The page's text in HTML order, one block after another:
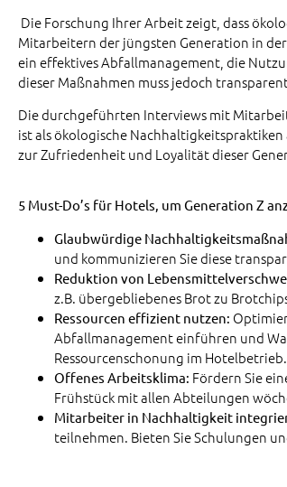
Die Forschung Ihrer Arbeit zeigt, dass
Mitarbeitern der jüngsten Generation in
ein effektives Abfallmanagement, die
dieser Maßnahmen muss jedoch
Die durchgeführten Interviews mit
ist als ökologische
zur Zufriedenheit und Loyalität dieser
5 Must-Do’s für Hotels, um Generation Z
Glaubwürdige
und kommunizieren Sie diese
Reduktion von
z.B. übergebliebenes Brot zu
Ressourcen effizient nutzen:
Abfallmanagement einführen und
Ressourcenschonung im Hotelbetrieb.
Offenes Arbeitsklima: Fördern Sie
Frühstück mit allen Abteilungen
Mitarbeiter in Nachhaltigkeit
teilnehmen. Bieten Sie Schulungen